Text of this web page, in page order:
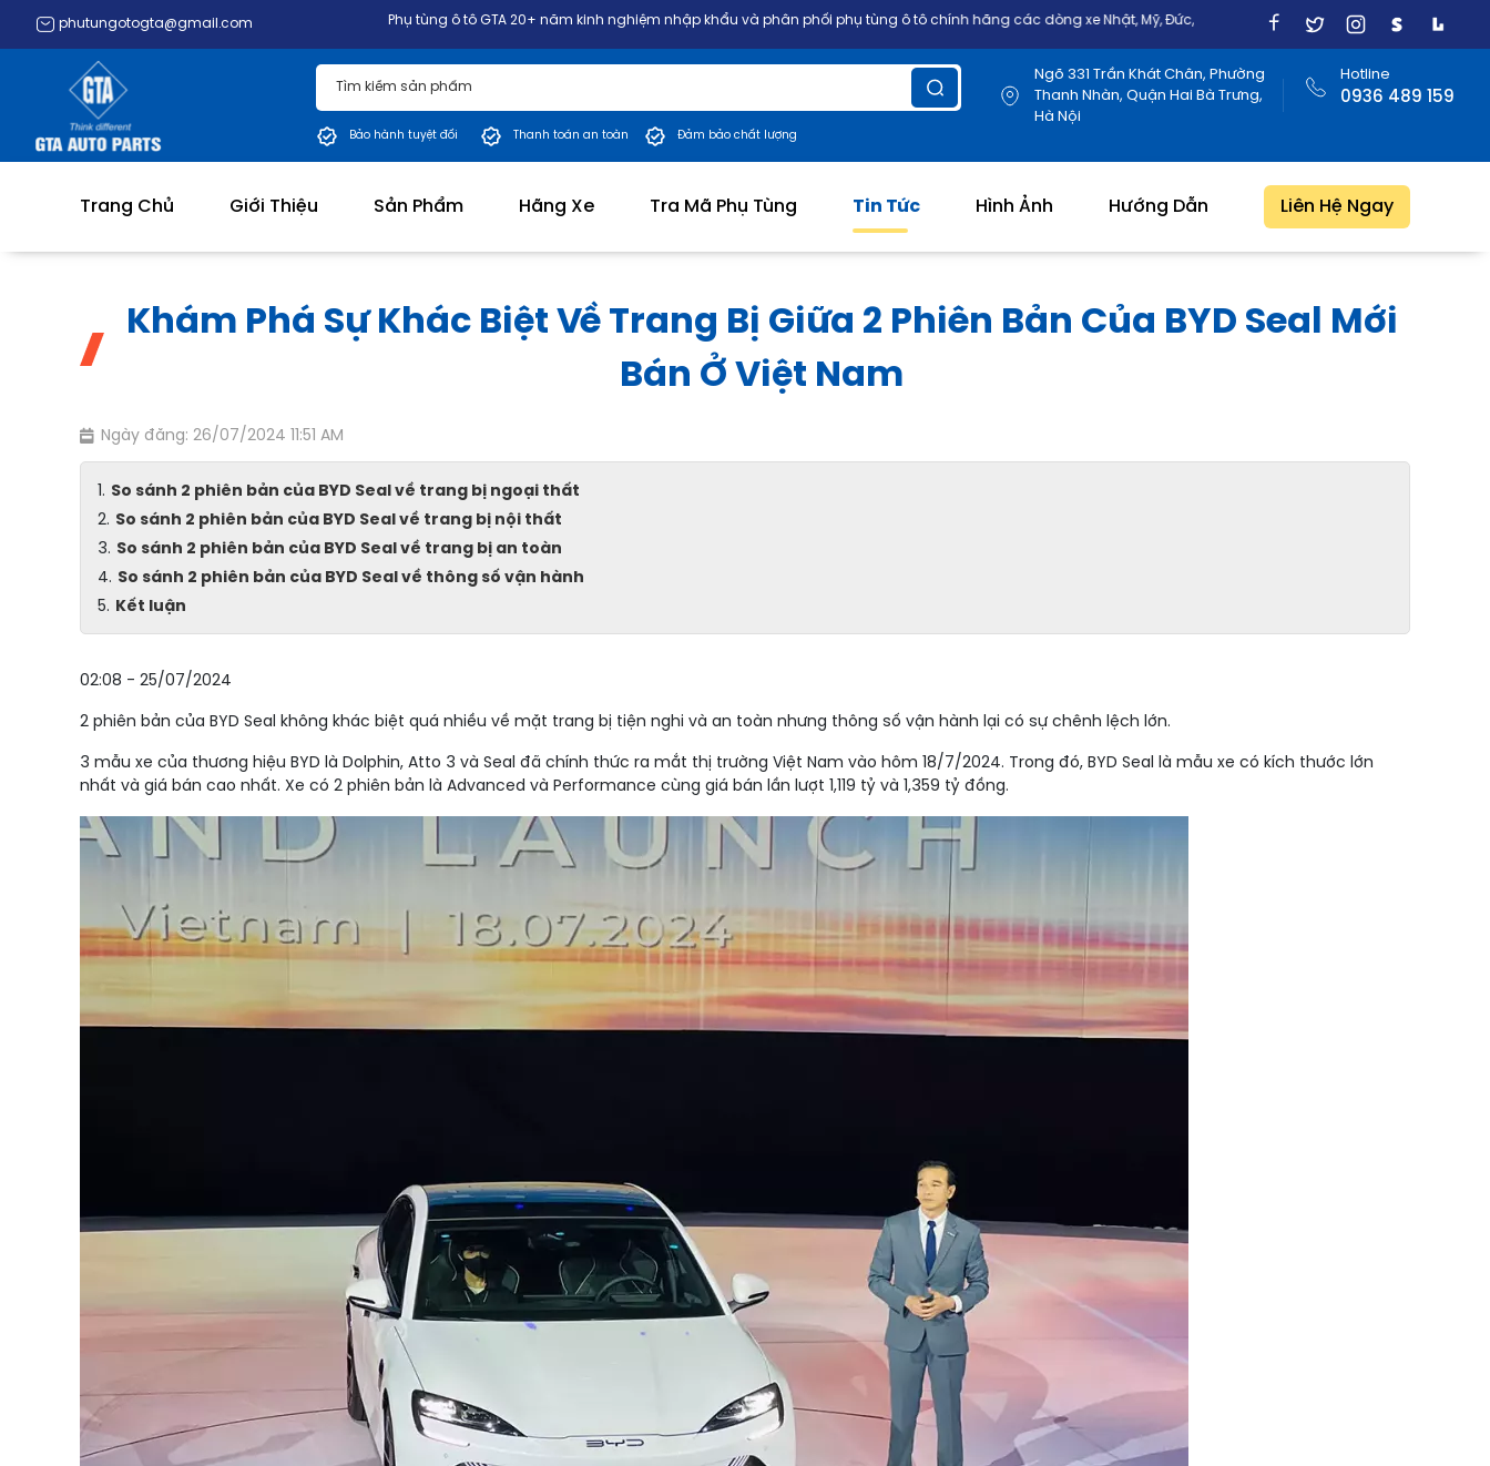
phutungotogta@gmail.com Phụ tùng ô tô GTA 20+ năm kinh nghiệm nhập khẩu và phân phối phụ tùng ô tô chính hãng các dòng xe Nhật, Mỹ, Đức, Hàn Quốc
Bảo hành tuyệt đối Thanh toán an toàn Đảm bảo chất lượng
Ngõ 331 Trần Khát Chân, Phường
Thanh Nhàn, Quận Hai Bà Trưng,
Hà Nội
Hotline
0936 489 159
Trang Chủ Giới Thiệu Sản Phẩm Hãng Xe Tra Mã Phụ Tùng Tin Tức Hình Ảnh Hướng Dẫn Liên Hệ Ngay
Khám Phá Sự Khác Biệt Về Trang Bị Giữa 2 Phiên Bản Của BYD Seal Mới
Bán Ở Việt Nam
Ngày đăng: 26/07/2024 11:51 AM
So sánh 2 phiên bản của BYD Seal về trang bị ngoại thất
So sánh 2 phiên bản của BYD Seal về trang bị nội thất
So sánh 2 phiên bản của BYD Seal về trang bị an toàn
So sánh 2 phiên bản của BYD Seal về thông số vận hành
Kết luận
02:08 - 25/07/2024
2 phiên bản của BYD Seal không khác biệt quá nhiều về mặt trang bị tiện nghi và an toàn nhưng thông số vận hành lại có sự chênh lệch lớn.
3 mẫu xe của thương hiệu BYD là Dolphin, Atto 3 và Seal đã chính thức ra mắt thị trường Việt Nam vào hôm 18/7/2024. Trong đó, BYD Seal là mẫu xe có kích thước lớn
nhất và giá bán cao nhất. Xe có 2 phiên bản là Advanced và Performance cùng giá bán lần lượt 1,119 tỷ và 1,359 tỷ đồng.